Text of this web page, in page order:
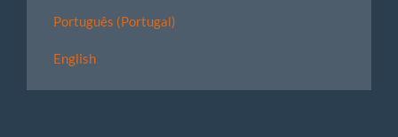
Português (Portugal)
English